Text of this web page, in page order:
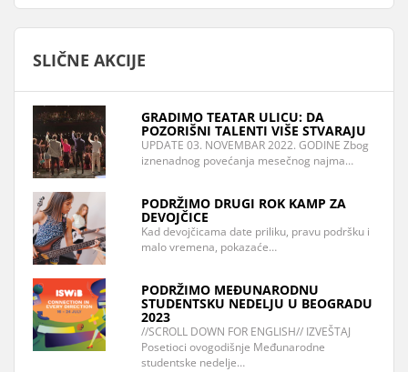
SLIČNE AKCIJE
GRADIMO TEATAR ULICU: DA
POZORIŠNI TALENTI VIŠE STVARAJU
UPDATE 03. NOVEMBAR 2022. GODINE Zbog
iznenadnog povećanja mesečnog najma…
PODRŽIMO DRUGI ROK KAMP ZA
DEVOJČICE
Kad devojčicama date priliku, pravu podršku i
malo vremena, pokazaće…
PODRŽIMO MEĐUNARODNU
STUDENTSKU NEDELJU U BEOGRADU
2023
//SCROLL DOWN FOR ENGLISH// IZVEŠTAJ
Posetioci ovogodišnje Međunarodne
studentske nedelje…